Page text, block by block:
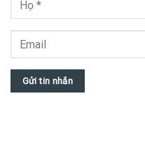
Gửi tin nhắn